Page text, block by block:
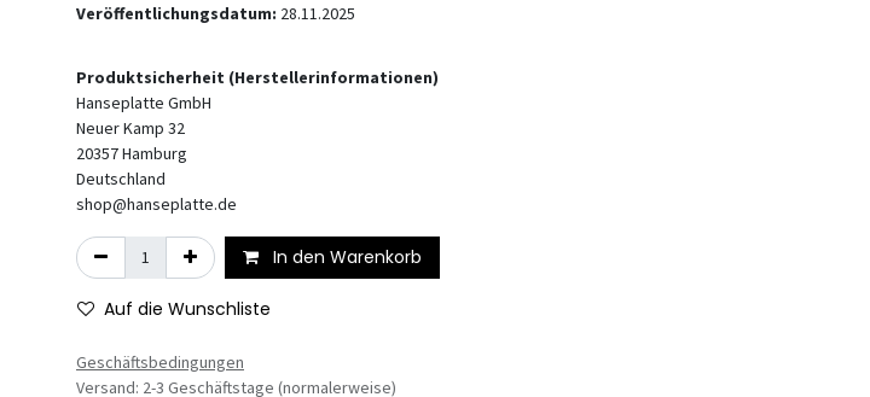
Veröffentlichungsdatum: 28.11.2025
Produktsicherheit (Herstellerinformationen)
Hanseplatte GmbH
Neuer Kamp 32
20357Hamburg
Deutschland
shop@hanseplatte.de
In den Warenkorb
Auf die Wunschliste
Geschäftsbedingungen
Versand: 2-3 Geschäftstage (normalerweise)